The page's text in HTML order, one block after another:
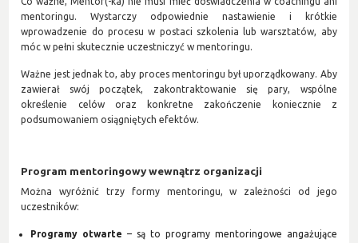
mentoringu. Wystarczy odpowiednie nastawienie i krótkie
wprowadzenie do procesu w postaci szkolenia lub warsztatów, aby
móc w pełni skutecznie uczestniczyć w mentoringu.
Ważne jest jednak to, aby proces mentoringu był uporządkowany. Aby
zawierał swój początek, zakontraktowanie się pary, wspólne
określenie celów oraz konkretne zakończenie koniecznie z
podsumowaniem osiągniętych efektów.
Program mentoringowy wewnątrz organizacji
Można wyróżnić trzy formy mentoringu, w zależności od jego
uczestników:
Programy otwarte – są to programy mentoringowe angażujące